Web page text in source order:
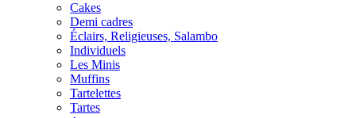
Cakes
Demi cadres
Éclairs, Religieuses, Salambo
Individuels
Les Minis
Muffins
Tartelettes
Tartes